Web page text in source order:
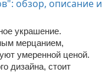
украшение.
мерцанием,
умеренной ценой.
дизайна, стоит